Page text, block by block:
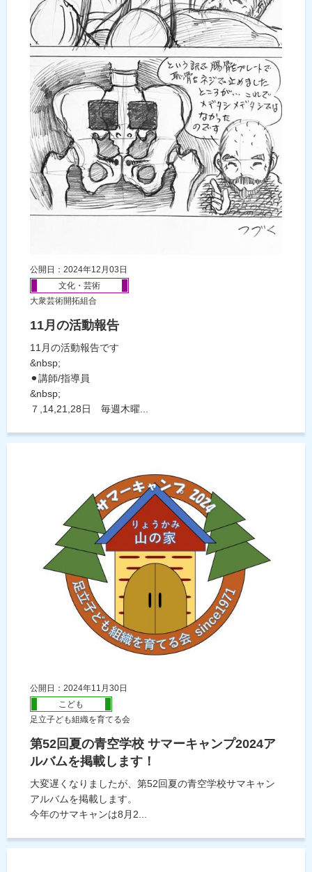
公開日：2024年12月03日
文化・芸術
大衆芸術開拓組合
11月の活動報告
11月の活動報告です
&nbsp;
⚫︎講師/指導員
&nbsp;
７,14,21,28日 毎週木曜...
公開日：2024年11月30日
こども
足立子ども組織を育てる会
第52回夏の青空学校 サマーキャンプ2024ア
ルバムを掲載します！
大変遅くなりましたが、第52回夏の青空学校サマキャン
アルバムを掲載します。
今年のサマキャンは8月2...